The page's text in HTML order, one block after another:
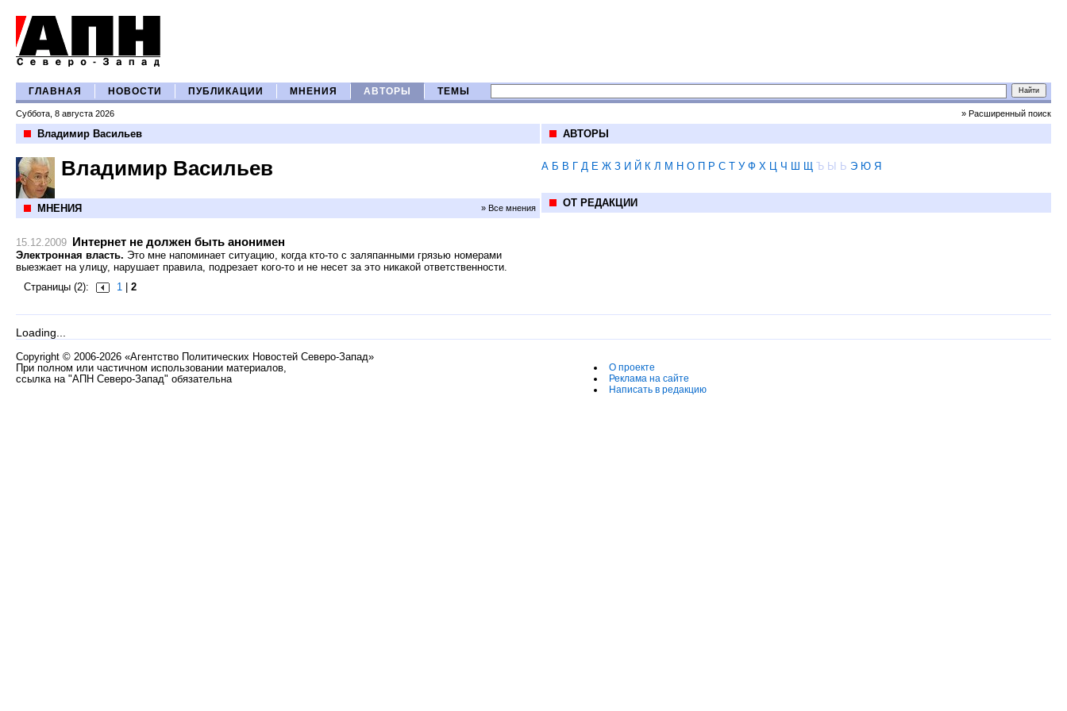
ГЛАВНАЯ НОВОСТИ ПУБЛИКАЦИИ МНЕНИЯ АВТОРЫ ТЕМЫ
Суббота, 8 августа 2026 » Расширенный поиск
Владимир Васильев
Владимир Васильев
МНЕНИЯ » Все мнения
15.12.2009 Интернет не должен быть анонимен
Электронная власть. Это мне напоминает ситуацию, когда кто-то с заляпанными грязью номерами
выезжает на улицу, нарушает правила, подрезает кого-то и не несет за это никакой ответственности.
Страницы (2):
1 2
АВТОРЫ
А Б В Г Д Е Ж З И Й К Л М Н О П Р С Т У Ф Х Ц Ч Ш Щ Ъ Ы Ь Э Ю Я
ОТ РЕДАКЦИИ
Loading...
Copyright © 2006-2026 «Агентство Политических Новостей Северо-Запад»
При полном или частичном использовании материалов,
ссылка на "АПН Северо-Запад" обязательна
О проекте
Реклама на сайте
Написать в редакцию